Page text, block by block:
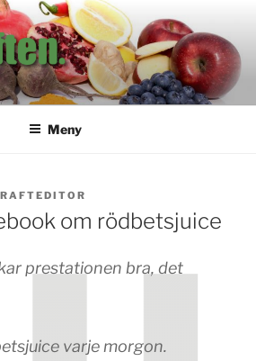
intresserad av hälsa.
Meny
om rödbetsjuice
prestationen bra, det
varje morgon.